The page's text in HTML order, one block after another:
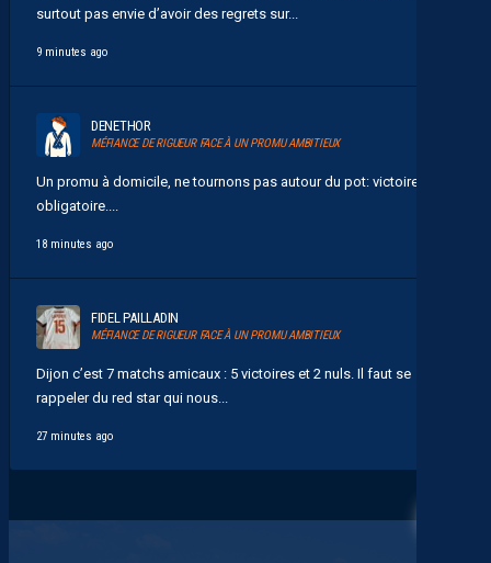
surtout pas envie d’avoir des regrets sur...
9 minutes ago
DENETHOR
MÉFIANCE DE RIGUEUR FACE À UN PROMU AMBITIEUX
Un promu à domicile, ne tournons pas autour du pot: victoire
obligatoire....
18 minutes ago
FIDEL PAILLADIN
MÉFIANCE DE RIGUEUR FACE À UN PROMU AMBITIEUX
Dijon c’est 7 matchs amicaux : 5 victoires et 2 nuls. Il faut se
rappeler du red star qui nous...
27 minutes ago